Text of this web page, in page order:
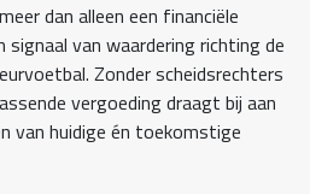
dan alleen een financiële
van waardering richting de
Zonder scheidsrechters
vergoeding draagt bij aan
van huidige én toekomstige